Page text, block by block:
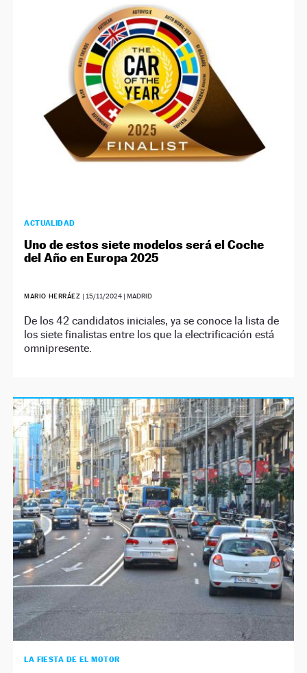
ACTUALIDAD
Uno de estos siete modelos será el Coche
del Año en Europa 2025
MARIO HERRÁEZ | 15/11/2024| MADRID
De los 42 candidatos iniciales, ya se conoce la lista de
los siete finalistas entre los que la electrificación está
omnipresente.
LA FIESTA DE EL MOTOR